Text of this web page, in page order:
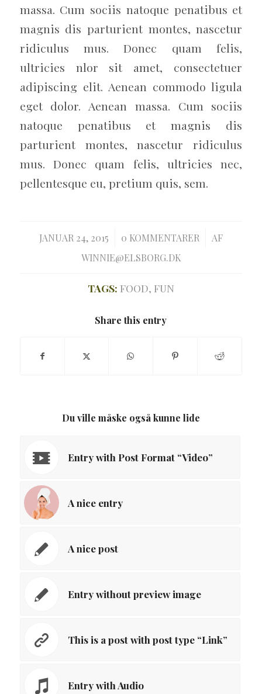
massa. Cum sociis natoque penatibus et
magnis dis parturient montes, nascetur
ridiculus mus. Donec quam felis,
ultricies nlor sit amet, consectetuer
adipiscing elit. Aenean commodo ligula
eget dolor. Aenean massa. Cum sociis
natoque penatibus et magnis dis
parturient montes, nascetur ridiculus
mus. Donec quam felis, ultricies nec,
pellentesque eu, pretium quis, sem.
JANUAR 24, 2015
/ 0 KOMMENTARER
/
AF
WINNIE@ELSBORG.DK
TAGS: FOOD, FUN
Share this entry
Du ville måske også kunne lide
Entry with Post Format “Video”
A nice entry
A nice post
Entry without preview image
This is a post with post type “Link”
Entry with Audio